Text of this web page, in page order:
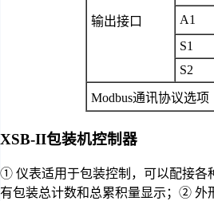
输出接口
A1
S1
S2
Modbus通讯协议选项
XSB-II包装机控制器
① 仪表适用于包装控制，可以配接各
有包装总计数和总累积量显示；② 外